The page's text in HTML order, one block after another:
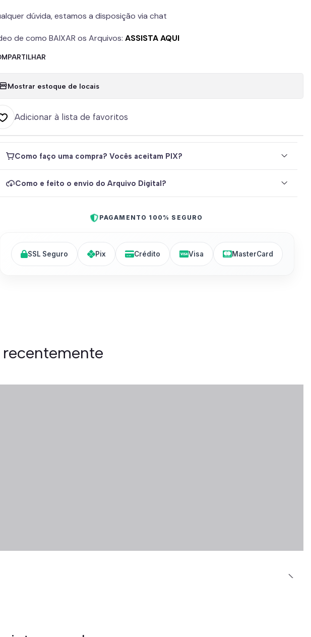
dúvida, estamos a disposição via chat
de como BAIXAR os Arquivos: ASSISTA AQUI
Mostrar estoque de locais
Adicionar à lista de favoritos
Como faço uma compra? Vocês aceitam PIX?
Como e feito o envio do Arquivo Digital?
PAGAMENTO 100% SEGURO
SSL Seguro Pix Crédito Visa MasterCard